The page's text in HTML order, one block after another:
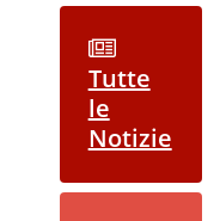
Tutte
le
Notizie